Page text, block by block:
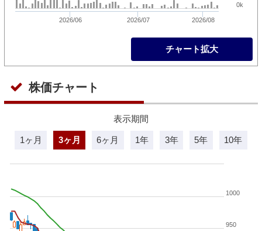
2026/06 2026/07 2026/08
0k
チャート拡大
株価チャート
表示期間
1ヶ月 3ヶ月 6ヶ月 1年 3年 5年 10年
950
1000